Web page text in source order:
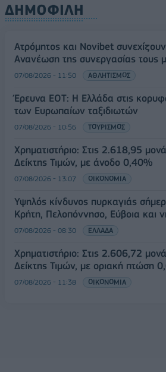
ΔΗΜΟΦΙΛΗ
Ατρόμητος και Novibet
Ανανέωση της συνεργασίας τους
07/08/2026 - 11:50 ΑΘΛΗΤΙΣΜΟΣ
Έρευνα ΕΟΤ: Η Ελλάδα στις
των Ευρωπαίων ταξιδιωτών
07/08/2026 - 10:56 ΤΟΥΡΙΣΜΟΣ
Χρηματιστήριο: Στις 2.618,95
Δείκτης Τιμών, με άνοδο 0,40%
07/08/2026 - 13:07 ΟΙΚΟΝΟΜΙΑ
Υψηλός κίνδυνος πυρκαγιάς
Κρήτη, Πελοπόννησο, Εύβοια και
07/08/2026 - 08:30 ΕΛΛΑΔΑ
Χρηματιστήριο: Στις 2.606,72
Δείκτης Τιμών, με οριακή πτώση
07/08/2026 - 11:38 ΟΙΚΟΝΟΜΙΑ